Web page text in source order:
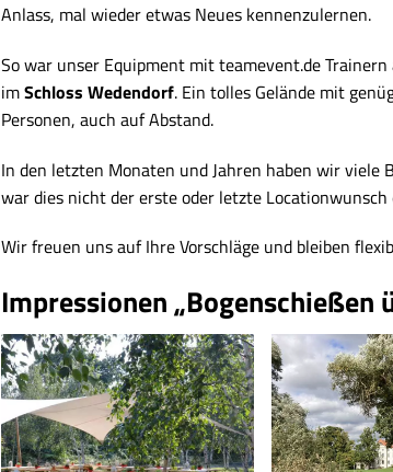
Anlass, mal wieder etwas Neues kennenzulernen.
So war unser Equipment mit teamevent.de
imSchloss Wedendorf. Ein tolles Gelände mit
Personen, auch auf Abstand.
In den letzten Monaten und Jahren haben wir
war dies nicht der erste oder letzte Locationwunsch
Wir freuen uns auf Ihre Vorschläge und bleiben
Impressionen „Bogenschießen